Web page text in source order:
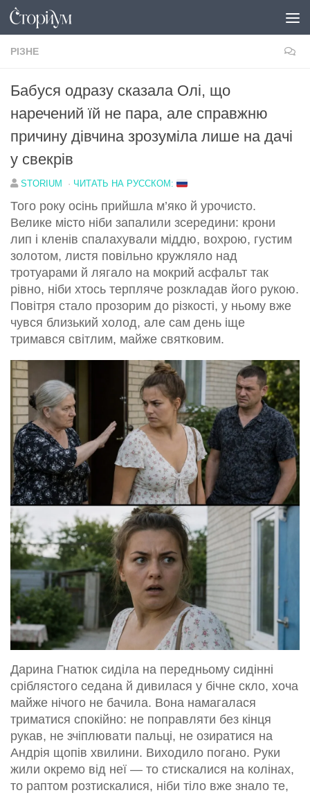
Перейти до вмісту
РІЗНЕ
Бабуся одразу сказала Олі, що
наречений їй не пара, але справжню
причину дівчина зрозуміла лише на дачі
у свекрів
STORIUM · ЧИТАТЬ НА РУССКОМ:
Того року осінь прийшла м’яко й урочисто.
Велике місто ніби запалили зсередини: крони
лип і кленів спалахували міддю, вохрою, густим
золотом, листя повільно кружляло над
тротуарами й лягало на мокрий асфальт так
рівно, ніби хтось терпляче розкладав його рукою.
Повітря стало прозорим до різкості, у ньому вже
чувся близький холод, але сам день іще
тримався світлим, майже святковим.
Дарина Гнатюк сиділа на передньому сидінні
сріблястого седана й дивилася у бічне скло, хоча
майже нічого не бачила. Вона намагалася
триматися спокійно: не поправляти без кінця
рукав, не зчіплювати пальці, не озиратися на
Андрія щопів хвилини. Виходило погано. Руки
жили окремо від неї — то стискалися на колінах,
то раптом розтискалися, ніби тіло вже знало те,